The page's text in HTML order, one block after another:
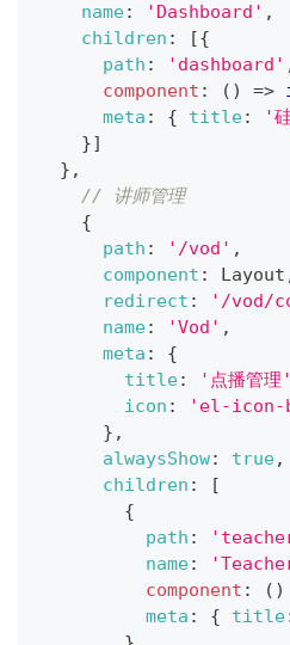
name: 'Dashboard' ,
children : [{
path : 'dashboard'
component : ( ) =>
meta : { title: '
}]
} ,
// 讲师管理
{
path : '/vod' ,
component : Layout
redirect : '/vod/
name: 'Vod' ,
meta :
{
title: '点播管理'
icon :
'el-icon-
} ,
alwaysShow: true,
children :
[
{
path :
name:
component : ( )
meta : { title